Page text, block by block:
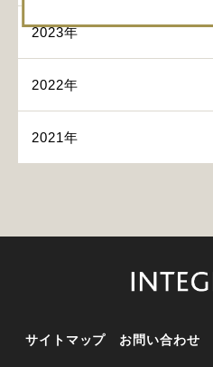
2023年
2022年
2021年
サイトマップ お問い合わせ